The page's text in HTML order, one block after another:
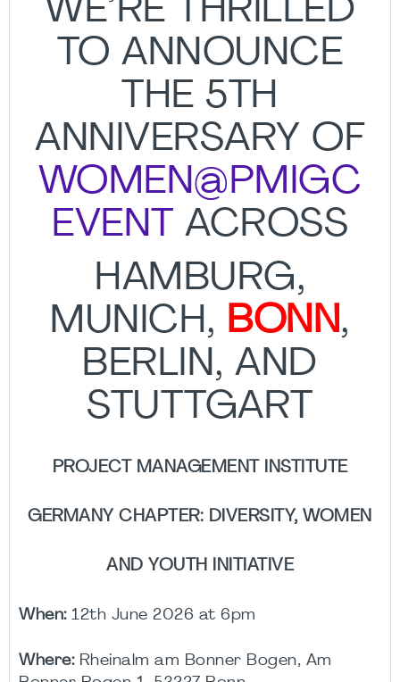
WE’RE THRILLED
TO ANNOUNCE
THE 5TH
ANNIVERSARY OF
WOMEN@PMIGC
EVENT ACROSS
HAMBURG,
MUNICH, BONN,
BERLIN, AND
STUTTGART
PROJECT MANAGEMENT INSTITUTE
GERMANY CHAPTER: DIVERSITY, WOMEN
AND YOUTH INITIATIVE
When:12th June 2026 at 6pm
Where:Rheinalm am Bonner Bogen, Am